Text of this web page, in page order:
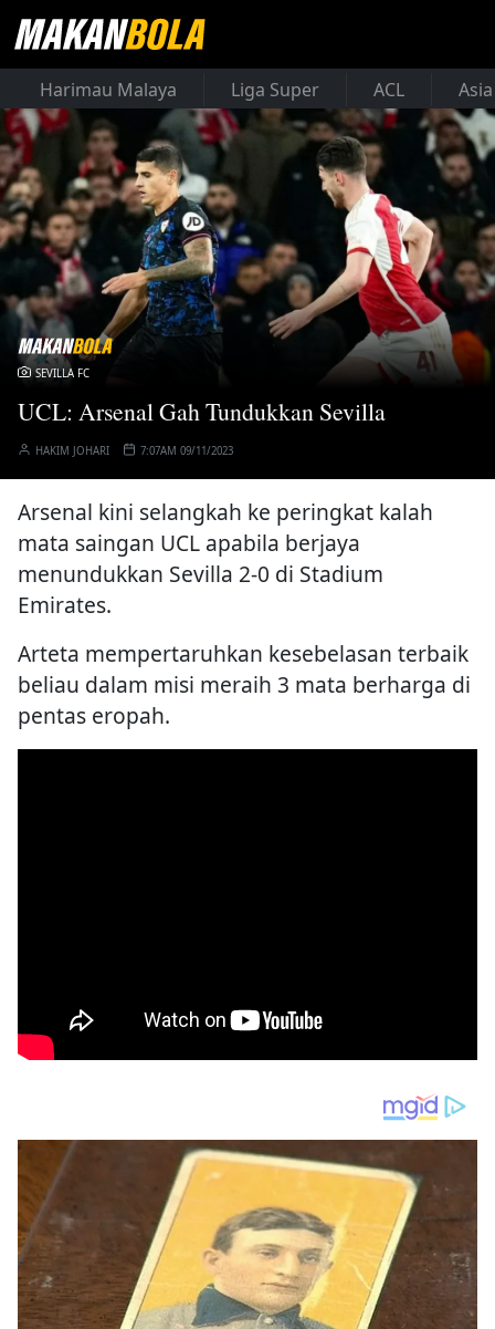
Harimau Malaya Liga Super ACL
SEVILLA FC
UCL: Arsenal Gah Tundukkan Sevilla
HAKIM JOHARI 7:07AM 09/11/2023
Arsenal kini selangkah ke peringkat kalah
mata saingan UCL apabila berjaya
menundukkan Sevilla 2-0 di Stadium
Emirates.